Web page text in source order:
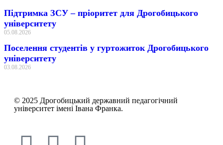
Підтримка ЗСУ – пріоритет для Дрогобицького
університету
05.08.2026
Поселення студентів у гуртожиток Дрогобицького
університету
03.08.2026
© 2025 Дрогобицький державний педагогічний
університет імені Івана Франка.